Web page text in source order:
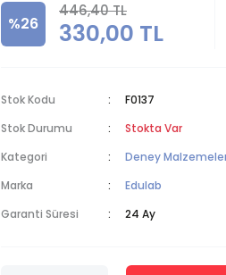
%26
446,40 TL
330,00 TL
Stok Kodu
F0137
Stok Durumu
Stokta Var
Kategori
Deney
Marka
Edulab
Garanti Süresi
24 Ay